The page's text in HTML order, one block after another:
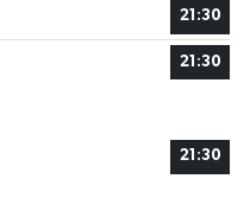
21:30
21:30
21:30